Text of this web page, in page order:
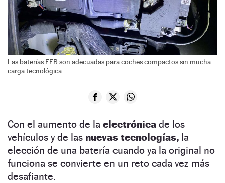
Las baterías EFB son adecuadas para coches compactos sin mucha
carga tecnológica.
Con el aumento de la electrónica de los
vehículos y de las nuevas tecnologías, la
elección de una batería cuando ya la original no
funciona se convierte en un reto cada vez más
desafiante.